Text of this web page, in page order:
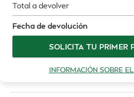
Total a devolver
Fecha de devolución
SOLICITA TU PRIMER
INFORMACIÓN SOBRE